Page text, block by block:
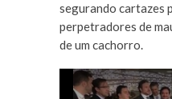
segurando cartazes
perpetradores de
de um cachorro.